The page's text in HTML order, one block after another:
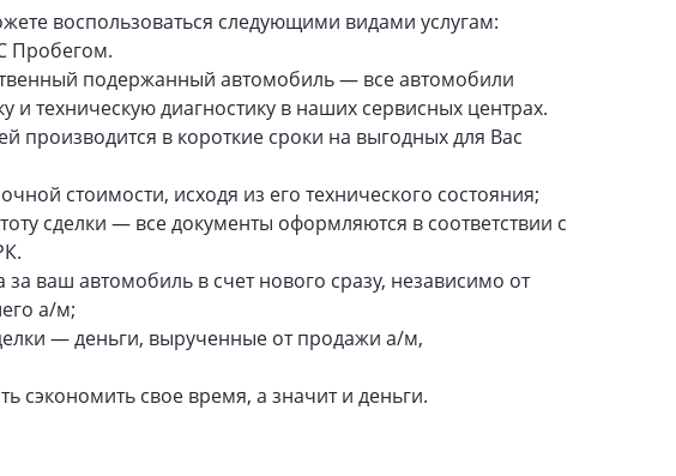
воспользоваться следующими видами услугам:
Пробегом.
подержанный автомобиль — все автомобили
техническую диагностику в наших сервисных центрах.
в короткие сроки на выгодных для Вас
стоимости, исходя из его технического состояния;
сделки — все документы оформляются в соответствии с
ваш автомобиль в счет нового сразу, независимо от
а/м;
— деньги, вырученные от продажи а/м,
сэкономить свое время, а значит и деньги.